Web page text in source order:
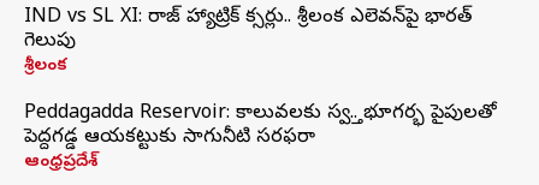
IND vs SL XI: సిరాజ్‌ హ్యాట్రిక్‌ సిక్సర్లు.. శ్రీలంక ఎలెవన్‌పై భారత్‌
గెలుపు
శ్రీలంక
Peddagadda Reservoir: కాలువలకు స్వస్తి.. భూగర్భ పైపులతో
పెద్దగడ్డ ఆయకట్టుకు సాగునీటి సరఫరా
ఆంధ్రప్రదేశ్